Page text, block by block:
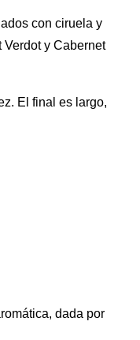
con ciruela y
y Cabernet
El final es largo,
dada por